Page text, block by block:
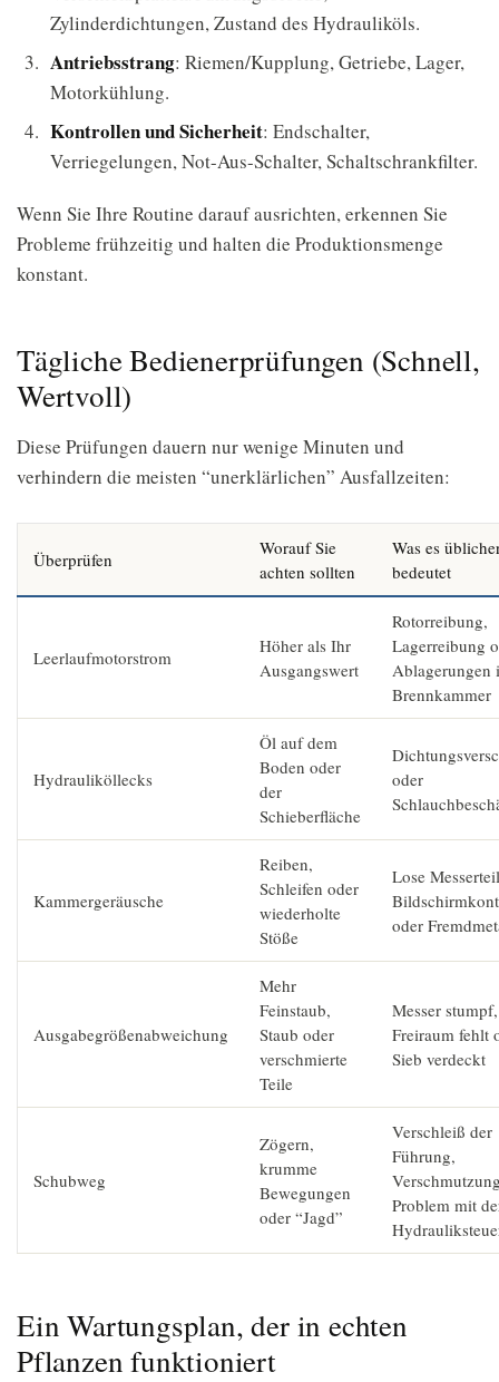
Zylinderdichtungen, Zustand des Hydrauliköls.
Antriebsstrang: Riemen/Kupplung, Getriebe, Lager,
Motorkühlung.
Kontrollen und Sicherheit: Endschalter,
Verriegelungen, Not-Aus-Schalter, Schaltschrankfilter.
Wenn Sie Ihre Routine darauf ausrichten, erkennen Sie
Probleme frühzeitig und halten die Produktionsmenge
konstant.
Tägliche Bedienerprüfungen (Schnell,
Wertvoll)
Diese Prüfungen dauern nur wenige Minuten und
verhindern die meisten “unerklärlichen” Ausfallzeiten:
Überprüfen
Worauf Sie
achten sollten
Was es
bedeutet
Leerlaufmotorstrom
Höher als Ihr
Ausgangswert
Rotorreibung,
Lagerreibung
Ablagerungen
Brennkammer
Hydrauliköllecks
Öl auf dem
Boden oder
der
Schieberfläche
oder
Kammergeräusche
Reiben,
Schleifen oder
wiederholte
Stöße
Lose
oder
Ausgabegrößenabweichung
Mehr
Feinstaub,
Staub oder
verschmierte
Teile
Messer stumpf,
Freiraum fehlt
Sieb verdeckt
Schubweg
Zögern,
krumme
Bewegungen
oder “Jagd”
Verschleiß der
Führung,
Problem mit
Ein Wartungsplan, der in echten
Pflanzen funktioniert